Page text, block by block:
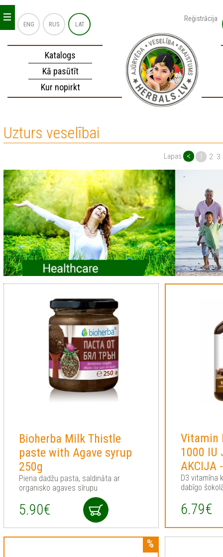
ENG RUS LAT
Reģistrācija
Katalogs
Kā pasūtīt
Kur nopirkt
_
_
_
Uzturs veselībai
Lapas < 1 2 3
Bioherba Milk Thistle
paste with Agave syrup
250g
Piena dadžu pasta, saldināta ar
organisko agaves sīrupu
5.90€
Vitamin
1000 IU
AKCIJA
D3 vitamīna
dabīgo
6.79€